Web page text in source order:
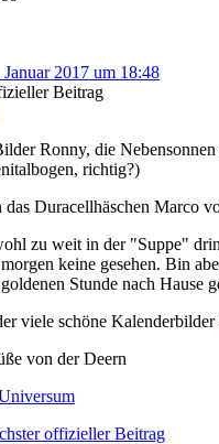
Januar 2017 um 18:48
Beitrag
Ronny, die
richtig?)
das Duracellhäschen Marco
zu weit in der "Suppe"
keine gesehen. Bin
Stunde nach Hause
viele schöne Kalenderbilder
von der Deern
offizieller Beitrag